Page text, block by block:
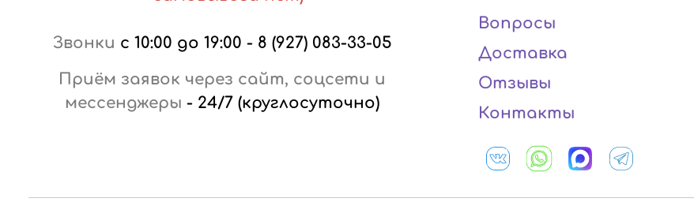
Звонки с 10:00 до 19:00 - 8 (927) 083-33-05
Приём заявок через сайт, соцсети и
мессенджеры - 24/7 (круглосуточно)
Вопросы
Доставка
Отзывы
Контакты